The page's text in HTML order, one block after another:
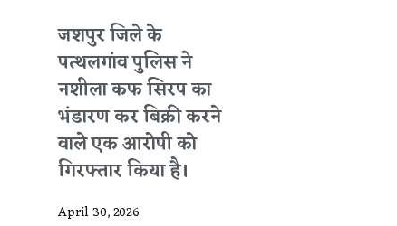
जशपुर जिले के
पत्थलगांव पुलिस ने
नशीला कफ सिरप का
भंडारण कर बिक्री करने
वाले एक आरोपी को
गिरफ्तार किया है।
April 30, 2026